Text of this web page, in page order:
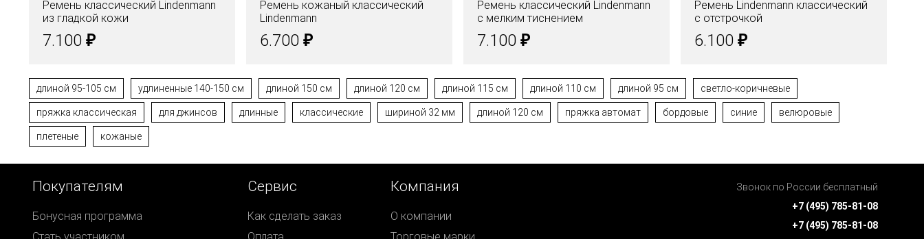
Ремень классический Lindenmann
из гладкой кожи
7.100 ₽
Ремень кожаный классический
Lindenmann
6.700 ₽
Ремень классический Lindenmann
с мелким тиснением
7.100 ₽
Ремень Lindenmann классический
с отстрочкой
6.100 ₽
длиной 95-105 см удлиненные 140-150 см длиной 150 см длиной 120 см длиной 115 см длиной 110 см длиной 95 см светло-коричневые
пряжка классическая для джинсов длинные классические шириной 32 мм длиной 120 см пряжка автомат бордовые синие велюровые
плетеные кожаные
Покупателям
Бонусная программа
Сервис
Как сделать заказ
Компания
О компании
Звонок по России бесплатный
+7 (495) 785-81-08
+7 (495) 785-81-08